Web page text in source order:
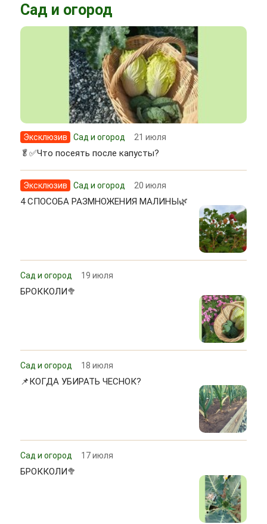
Сад и огород
Эксклюзив Сад и огород 21 июля
🥬✅Что посеять после капусты?
Эксклюзив Сад и огород 20 июля
4 СПОСОБА РАЗМНОЖЕНИЯ МАЛИНЫ🌿
Сад и огород 19 июля
БРОККОЛИ🥦
Сад и огород 18 июля
📌КОГДА УБИРАТЬ ЧЕСНОК?
Сад и огород 17 июля
БРОККОЛИ🥦